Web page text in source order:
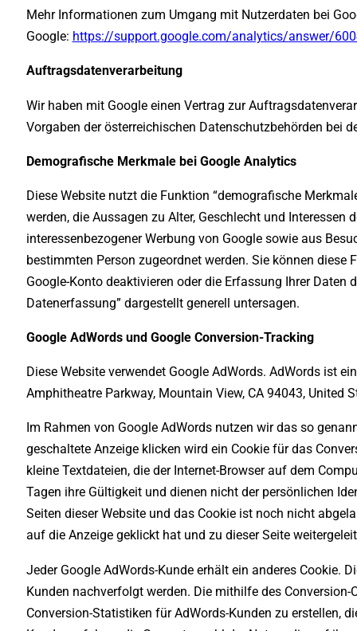
Mehr Informationen zum Umgang mit Nutzerdaten bei
Google: https://support.google.com/analytics/answer/
Auftragsdatenverarbeitung
Wir haben mit Google einen Vertrag zur
Vorgaben der österreichischen Datenschutzbehörden bei
Demografische Merkmale bei Google Analytics
Diese Website nutzt die Funktion “demografische
werden, die Aussagen zu Alter, Geschlecht und
interessenbezogener Werbung von Google sowie aus
bestimmten Person zugeordnet werden. Sie können
Google-Konto deaktivieren oder die Erfassung Ihrer
Datenerfassung” dargestellt generell untersagen.
Google AdWords und Google Conversion-Tracking
Diese Website verwendet Google AdWords. AdWords ist
Amphitheatre Parkway, Mountain View, CA 94043, United
Im Rahmen von Google AdWords nutzen wir das so
geschaltete Anzeige klicken wird ein Cookie für das
kleine Textdateien, die der Internet-Browser auf dem
Tagen ihre Gültigkeit und dienen nicht der persönlichen
Seiten dieser Website und das Cookie ist noch nicht
auf die Anzeige geklickt hat und zu dieser Seite
Jeder Google AdWords-Kunde erhält ein anderes Cookie.
Kunden nachverfolgt werden. Die mithilfe des
Conversion-Statistiken für AdWords-Kunden zu erstellen,